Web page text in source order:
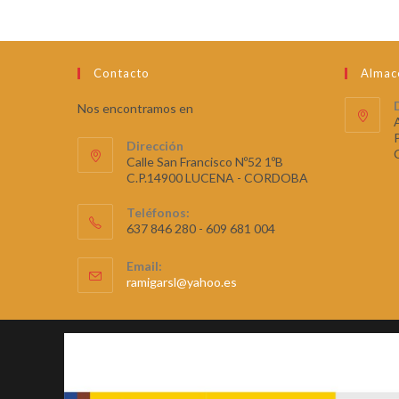
Contacto
Nos encontramos en
Dirección
Calle San Francisco Nº52 1ºB
C.P.14900 LUCENA - CORDOBA
Teléfonos:
637 846 280 - 609 681 004
Email:
ramigarsl@yahoo.es